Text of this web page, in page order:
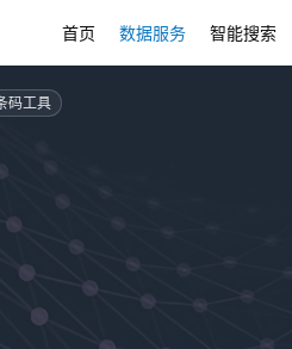
首页 数据服务 智能搜索
码工具